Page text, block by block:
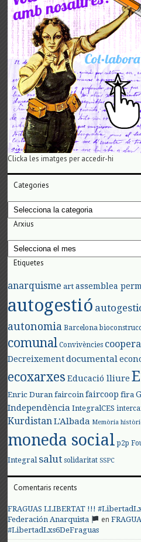
Clicka les imatges per accedir-hi
Categories
Categories
Arxius
Arxius
Etiquetes
anarquisme art assemblea
autogestió
autonomia Barcelona
comunal Convivències
Decreixement documental
ecoxarxes Educació lliure
Enric Duran faircoin faircoop fira
Independència IntegralCES
KurdistanL'Albada Memòria
moneda social p2p
Integral salut solidaritat SSPC
Comentaris recents
FRAGUAS LLIBERTAT !!!
Federación Anarquista
en
#LibertadLxs6DeFraguas